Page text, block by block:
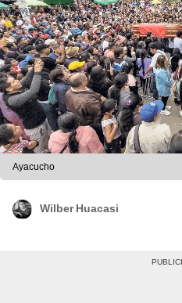
Ayacucho
Wilber Huacasi